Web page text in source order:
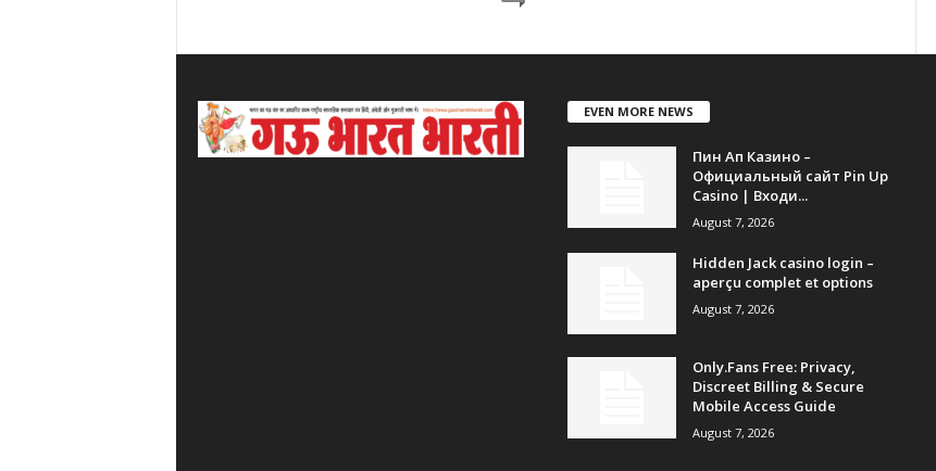
EVEN MORE NEWS
Пин Ап Казино –
Официальный сайт Pin Up
Casino | Входи...
August 7, 2026
Hidden Jack casino login –
aperçu complet et options
August 7, 2026
Only.Fans Free: Privacy,
Discreet Billing & Secure
Mobile Access Guide
August 7, 2026